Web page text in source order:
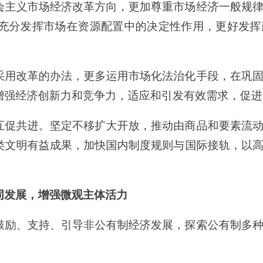
义市场经济改革方向，更加尊重市场经济一般规
分发挥市场在资源配置中的决定性作用，更好发
改革的办法，更多运用市场化法治化手段，在巩
经济创新力和竞争力，适应和引发有效需求，促进
共进。坚定不移扩大开放，推动由商品和要素流
明有益成果，加快国内制度规则与国际接轨，以
展，增强微观主体活力
、支持、引导非公有制经济发展，探索公有制多